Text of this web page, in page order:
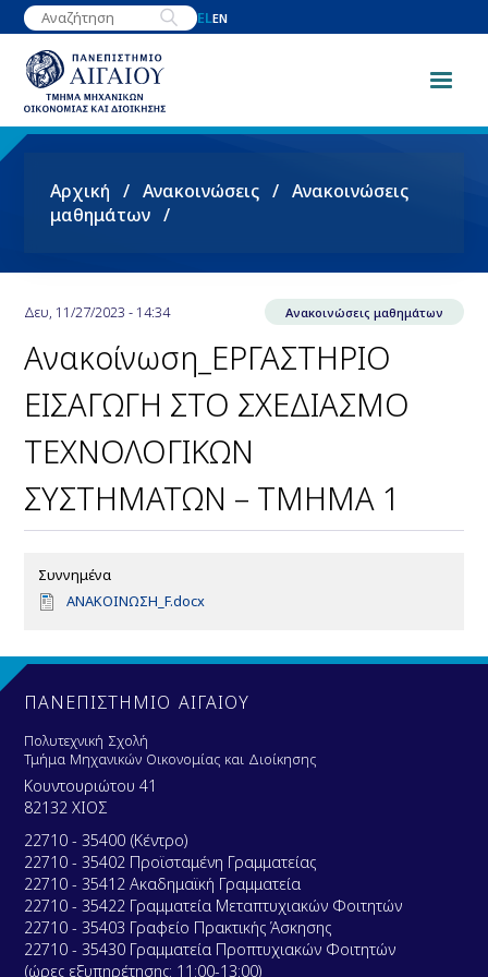
Παράκαμψη
προς
κυρίως
περιεχόμενο
ELEN
Breadcrumb
Αρχική Ανακοινώσεις
Ανακοινώσεις
μαθημάτων
Δευ, 11/27/2023 - 14:34 Ανακοινώσεις μαθημάτων
Ανακοίνωση_ΕΡΓΑΣΤΗΡΙΟ
ΕΙΣΑΓΩΓΗ ΣΤΟ ΣΧΕΔΙΑΣΜΟ
ΤΕΧΝΟΛΟΓΙΚΩΝ
ΣΥΣΤΗΜΑΤΩΝ – ΤΜΗΜΑ 1
Συννημένα
D
u
e
n
t
ΑΝΑΚΟΙΝΩΣΗ_F.docx
ΠΑΝΕΠΙΣΤΗΜΙΟ ΑΙΓΑΙΟΥ
Πολυτεχνική Σχολή
Τμήμα Μηχανικών Οικονομίας και Διοίκησης
Κουντουριώτου 41
82132 ΧΙΟΣ
22710 - 35400 (Κέντρο)
22710 - 35402 Προϊσταμένη Γραμματείας
22710 - 35412 Ακαδημαϊκή Γραμματεία
22710 - 35422 Γραμματεία Μεταπτυχιακών Φοιτητών
22710 - 35403 Γραφείο Πρακτικής Άσκησης
22710 - 35430 Γραμματεία Προπτυχιακών Φοιτητών
(ώρες εξυπηρέτησης: 11:00-13:00)